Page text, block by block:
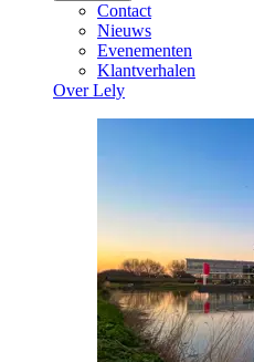
Contact
Nieuws
Evenementen
Klantverhalen
Over Lely